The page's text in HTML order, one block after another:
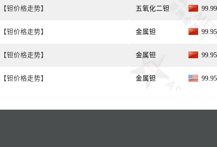
【钽价格走势】
【钽价格走势】
【钽价格走势】
【钽价格走势】
五氧化二钽
金属钽
金属钽
金属钽